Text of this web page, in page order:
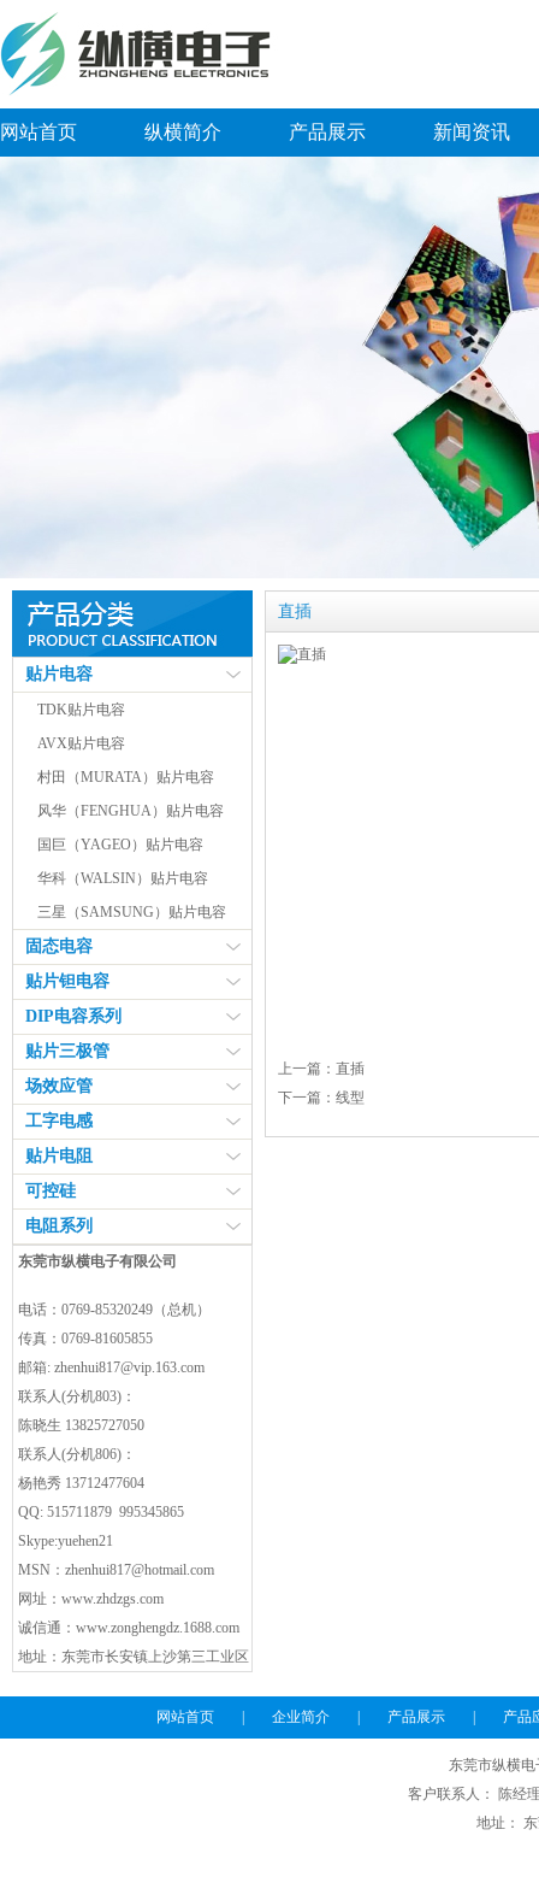
网站首页 纵横简介 产品展示 新闻资讯
贴片电容
TDK贴片电容
AVX贴片电容
村田（MURATA）贴片电容
风华（FENGHUA）贴片电容
国巨（YAGEO）贴片电容
华科（WALSIN）贴片电容
三星（SAMSUNG）贴片电容
固态电容
贴片钽电容
DIP电容系列
贴片三极管
场效应管
工字电感
贴片电阻
可控硅
电阻系列
东莞市纵横电子有限公司
电话：0769-85320249（总机）
传真：0769-81605855
邮箱: zhenhui817@vip.163.com
联系人(分机803)：
陈晓生 13825727050
联系人(分机806)：
杨艳秀 13712477604
QQ: 515711879 995345865
Skype:yuehen21
MSN： zhenhui817@hotmail.com
网址： www.zhdzgs.com
诚信通： www.zonghengdz.1688.com
地址：东莞市长安镇上沙第三工业区
直插
上一篇： 直插
下一篇： 线型
网站首页 企业简介 产品展示 产品
东莞市纵横
客户联系人： 陈经
地址：